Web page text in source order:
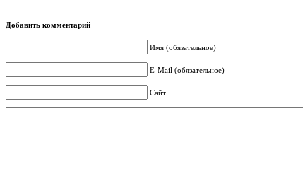
Добавить комментарий
Имя (обязательное)
E-Mail (обязательное)
Сайт